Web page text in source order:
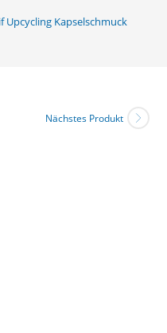
Upcycling Kapselschmuck
Nächstes Produkt